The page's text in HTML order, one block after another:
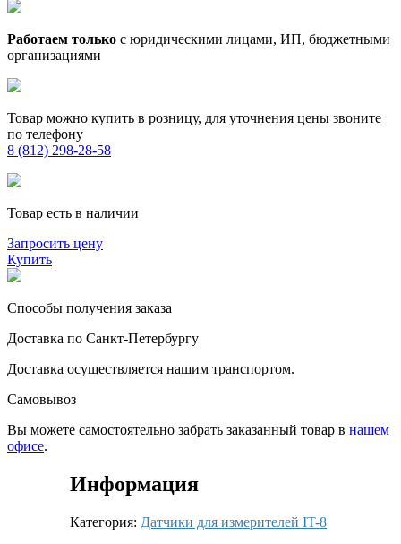
Работаем только с юридическими лицами, ИП, бюджетными
организациями
Товар можно купить в розницу, для уточнения цены звоните
по телефону
8 (812) 298-28-58
Товар есть в наличии
Запросить цену
Купить
Способы получения заказа
Доставка по Санкт-Петербургу
Доставка осуществляется нашим транспортом.
Самовывоз
Вы можете самостоятельно забрать заказанный товар в нашем
офисе.
Информация
Категория: Датчики для измерителей IT-8